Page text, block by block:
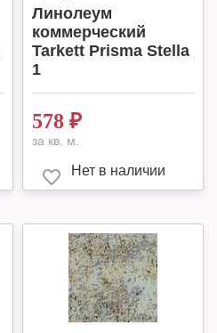
Линолеум
коммерческий
Tarkett Prisma Stella
1
578 ₽
за кв. м.
Нет в наличии